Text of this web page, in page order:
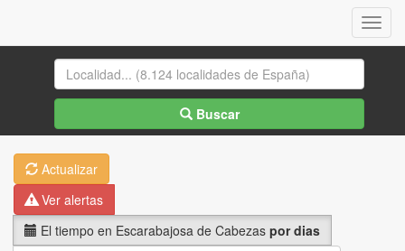
Menu
Buscar
Actualizar
Ver alertas
El tiempo en Escarabajosa de Cabezas por dias